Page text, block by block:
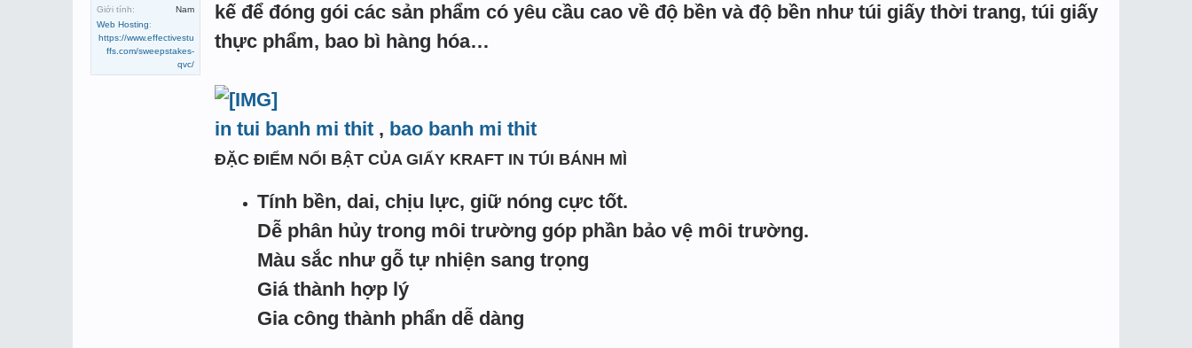
Giới tính:
Nam
Web Hosting:
https://www.effectivestu
ffs.com/sweepstakes-
qvc/
kế để đóng gói các sản phẩm có yêu cầu cao về độ bền và độ bền như túi giấy thời trang, túi giấy
thực phẩm, bao bì hàng hóa…
in tui banh mi thit , bao banh mi thit
ĐẶC ĐIỂM NỔI BẬT CỦA GIẤY KRAFT IN TÚI BÁNH MÌ
Tính bền, dai, chịu lực, giữ nóng cực tốt.
Dễ phân hủy trong môi trường góp phần bảo vệ môi trường.
Màu sắc như gỗ tự nhiện sang trọng
Giá thành hợp lý
Gia công thành phẩn dễ dàng